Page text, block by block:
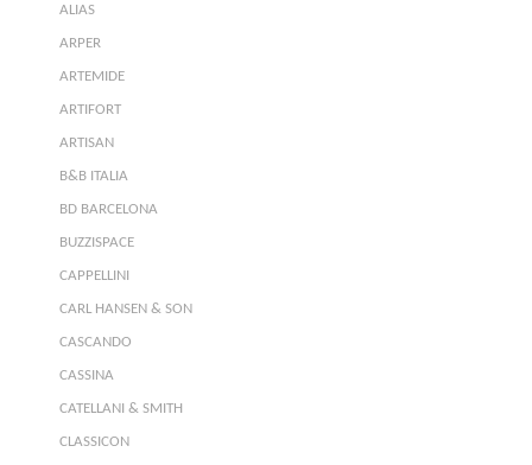
ALIAS
ARPER
ARTEMIDE
ARTIFORT
ARTISAN
B&B ITALIA
BD BARCELONA
BUZZISPACE
CAPPELLINI
CARL HANSEN & SON
CASCANDO
CASSINA
CATELLANI & SMITH
CLASSICON